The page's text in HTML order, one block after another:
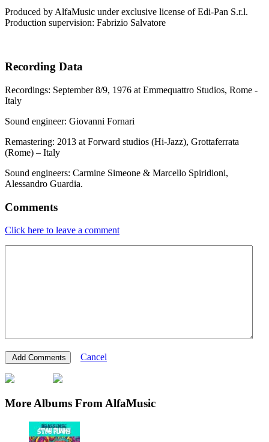
Produced by AlfaMusic under exclusive license of Edi-Pan S.r.l.
Production supervision: Fabrizio Salvatore
Recording Data
Recordings: September 8/9, 1976 at Emmequattro Studios, Rome -
Italy
Sound engineer: Giovanni Fornari
Remastering: 2013 at Forward studios (Hi-Jazz), Grottaferrata
(Rome) – Italy
Sound engineers: Carmine Simeone & Marcello Spiridioni,
Alessandro Guardia.
Comments
Click here to leave a comment
Cancel
More Albums From AlfaMusic